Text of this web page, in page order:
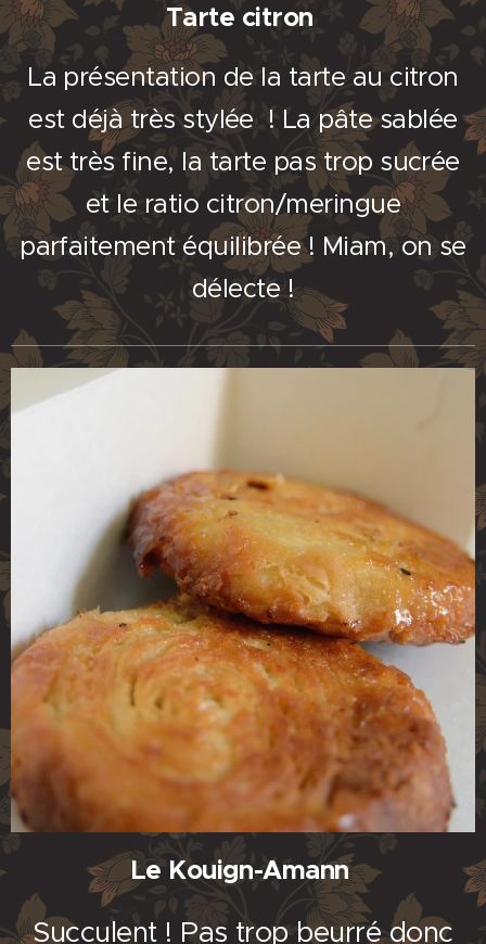
Tarte citron
La présentation de la tarte au citron
est déjà très stylée ! La pâte sablée
est très fine, la tarte pas trop sucrée
et le ratio citron/meringue
parfaitement équilibrée ! Miam, on se
délecte !
Le Kouign-Amann
Succulent ! Pas trop beurré donc